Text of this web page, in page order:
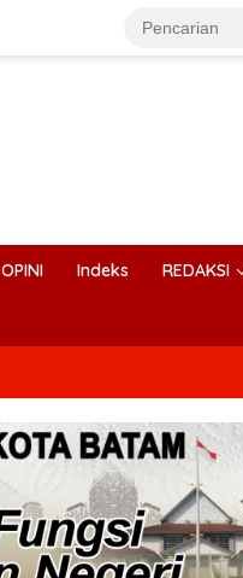
OPINI Indeks REDAKSI